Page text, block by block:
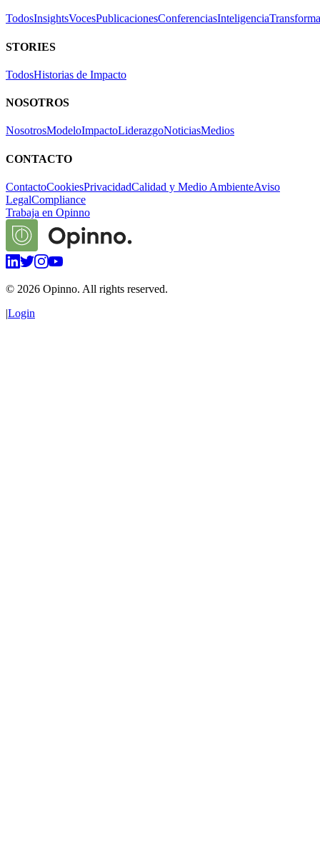
TodosInsightsVocesPublicacionesConferenciasInteligencia
STORIES
TodosHistorias de Impacto
NOSOTROS
NosotrosModeloImpactoLiderazgoNoticiasMedios
CONTACTO
ContactoCookiesPrivacidadCalidad y Medio AmbienteAviso
LegalCompliance
Trabaja en Opinno
© 2026 Opinno. All rights reserved.
|Login